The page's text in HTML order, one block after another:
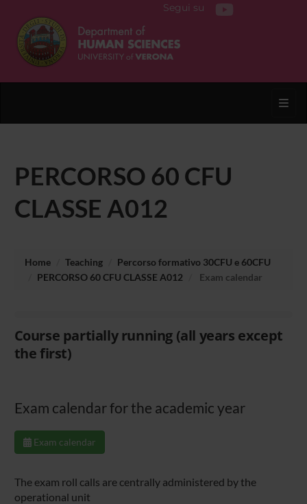
Segui su
PERCORSO 60 CFU
CLASSE A012
Home Teaching
Percorso formativo 30CFU e 60CFU
PERCORSO 60 CFU CLASSE A012
Exam calendar
Course partially running (all years except
the first)
Exam calendar for the academic year
Exam calendar
The exam roll calls are centrally administered by the
operational unit